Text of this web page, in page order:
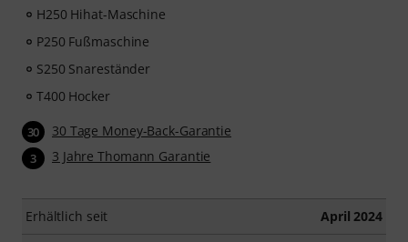
H250 Hihat-Maschine
P250 Fußmaschine
S250 Snareständer
T400 Hocker
30 30 Tage Money-Back-Garantie
3 3 Jahre Thomann Garantie
Erhältlich seit April 2024